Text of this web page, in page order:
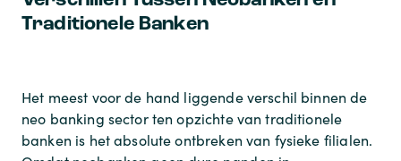
Traditionele Banken
Het meest voor de hand liggende verschil binnen de
neo banking sector ten opzichte van traditionele
banken is het absolute ontbreken van fysieke filialen.